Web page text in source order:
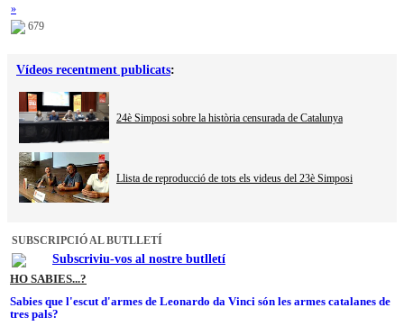
»
679
Vídeos recentment publicats:
24è Simposi sobre la història censurada de Catalunya
Llista de reproducció de tots els videus del 23è Simposi
SUBSCRIPCIÓ AL BUTLLETÍ
Subscriviu-vos al nostre butlletí
HO SABIES...?
Sabies que l'escut d'armes de Leonardo da Vinci són les armes catalanes de
tres pals?